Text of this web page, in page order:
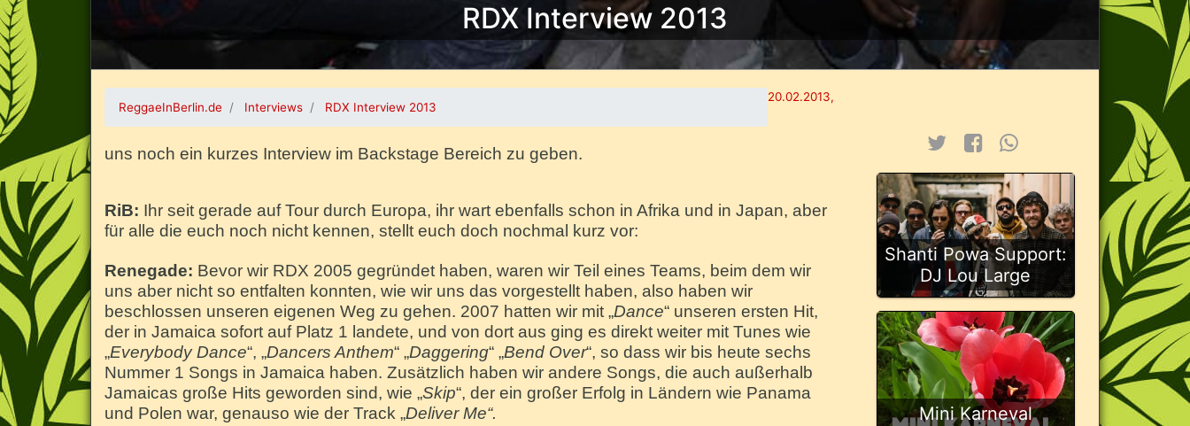
RDX Interview 2013
20.02.2013,
ReggaeInBerlin.de Interviews RDX Interview 2013
uns noch ein kurzes Interview im Backstage Bereich zu geben.
RiB: Ihr seit gerade auf Tour durch Europa, ihr wart ebenfalls schon in Afrika und in Japan, aber
für alle die euch noch nicht kennen, stellt euch doch nochmal kurz vor:
Renegade: Bevor wir RDX 2005 gegründet haben, waren wir Teil eines Teams, beim dem wir
uns aber nicht so entfalten konnten, wie wir uns das vorgestellt haben, also haben wir
beschlossen unseren eigenen Weg zu gehen. 2007 hatten wir mit „Dance“ unseren ersten Hit,
der in Jamaica sofort auf Platz 1 landete, und von dort aus ging es direkt weiter mit Tunes wie
„Everybody Dance“, „Dancers Anthem“ „Daggering“ „Bend Over“, so dass wir bis heute sechs
Nummer 1 Songs in Jamaica haben. Zusätzlich haben wir andere Songs, die auch außerhalb
Jamaicas große Hits geworden sind, wie „Skip“, der ein großer Erfolg in Ländern wie Panama
und Polen war, genauso wie der Track „Deliver Me“.
Shanti Powa Support:
DJ Lou Large
Mini Karneval